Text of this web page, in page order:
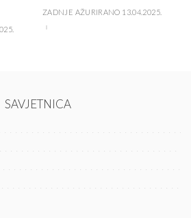
ZADNJE AŽURIRANO 13.04.2025.
SAVJETNICA